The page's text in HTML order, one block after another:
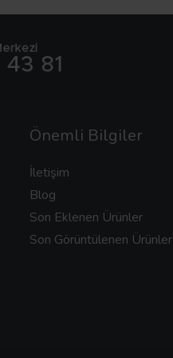
Önemli Bilgiler
İletişim
Blog
Son Eklenen Ürünler
Son Görüntülenen Ürünler